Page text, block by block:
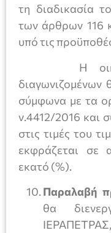
τη διαδικασία
των άρθρων 116
υπό τις
Η
διαγωνιζομένων
σύμφωνα με τα
ν.4412/2016 και
στις τιμές του
εκφράζεται σε
εκατό (%).
Παραλαβή
θα